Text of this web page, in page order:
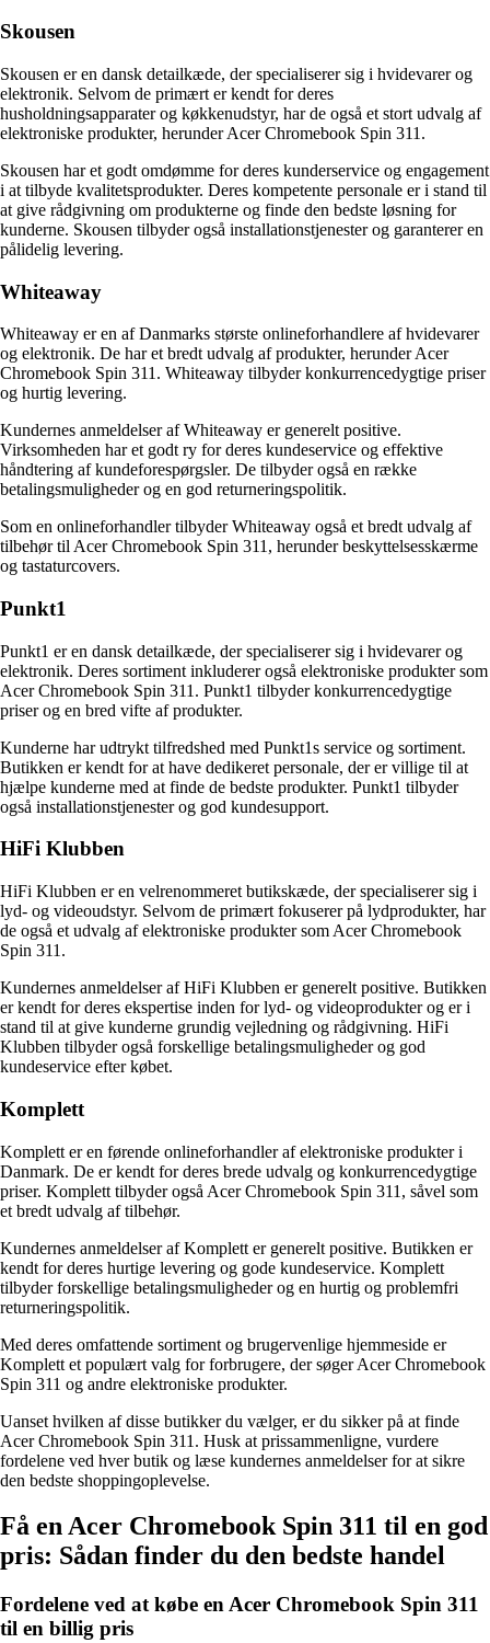
Skousen
Skousen er en dansk detailkæde, der specialiserer sig i hvidevarer og
elektronik. Selvom de primært er kendt for deres
husholdningsapparater og køkkenudstyr, har de også et stort udvalg af
elektroniske produkter, herunder Acer Chromebook Spin 311.
Skousen har et godt omdømme for deres kunderservice og engagement
i at tilbyde kvalitetsprodukter. Deres kompetente personale er i stand til
at give rådgivning om produkterne og finde den bedste løsning for
kunderne. Skousen tilbyder også installationstjenester og garanterer en
pålidelig levering.
Whiteaway
Whiteaway er en af Danmarks største onlineforhandlere af hvidevarer
og elektronik. De har et bredt udvalg af produkter, herunder Acer
Chromebook Spin 311. Whiteaway tilbyder konkurrencedygtige priser
og hurtig levering.
Kundernes anmeldelser af Whiteaway er generelt positive.
Virksomheden har et godt ry for deres kundeservice og effektive
håndtering af kundeforespørgsler. De tilbyder også en række
betalingsmuligheder og en god returneringspolitik.
Som en onlineforhandler tilbyder Whiteaway også et bredt udvalg af
tilbehør til Acer Chromebook Spin 311, herunder beskyttelsesskærme
og tastaturcovers.
Punkt1
Punkt1 er en dansk detailkæde, der specialiserer sig i hvidevarer og
elektronik. Deres sortiment inkluderer også elektroniske produkter som
Acer Chromebook Spin 311. Punkt1 tilbyder konkurrencedygtige
priser og en bred vifte af produkter.
Kunderne har udtrykt tilfredshed med Punkt1s service og sortiment.
Butikken er kendt for at have dedikeret personale, der er villige til at
hjælpe kunderne med at finde de bedste produkter. Punkt1 tilbyder
også installationstjenester og god kundesupport.
HiFi Klubben
HiFi Klubben er en velrenommeret butikskæde, der specialiserer sig i
lyd- og videoudstyr. Selvom de primært fokuserer på lydprodukter, har
de også et udvalg af elektroniske produkter som Acer Chromebook
Spin 311.
Kundernes anmeldelser af HiFi Klubben er generelt positive. Butikken
er kendt for deres ekspertise inden for lyd- og videoprodukter og er i
stand til at give kunderne grundig vejledning og rådgivning. HiFi
Klubben tilbyder også forskellige betalingsmuligheder og god
kundeservice efter købet.
Komplett
Komplett er en førende onlineforhandler af elektroniske produkter i
Danmark. De er kendt for deres brede udvalg og konkurrencedygtige
priser. Komplett tilbyder også Acer Chromebook Spin 311, såvel som
et bredt udvalg af tilbehør.
Kundernes anmeldelser af Komplett er generelt positive. Butikken er
kendt for deres hurtige levering og gode kundeservice. Komplett
tilbyder forskellige betalingsmuligheder og en hurtig og problemfri
returneringspolitik.
Med deres omfattende sortiment og brugervenlige hjemmeside er
Komplett et populært valg for forbrugere, der søger Acer Chromebook
Spin 311 og andre elektroniske produkter.
Uanset hvilken af ​​disse butikker du vælger, er du sikker på at finde
Acer Chromebook Spin 311. Husk at prissammenligne, vurdere
fordelene ved hver butik og læse kundernes anmeldelser for at sikre
den bedste shoppingoplevelse.
Få en Acer Chromebook Spin 311 til en god
pris: Sådan finder du den bedste handel
Fordelene ved at købe en Acer Chromebook Spin 311
til en billig pris